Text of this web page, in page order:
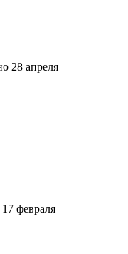
28 апреля
17 февраля